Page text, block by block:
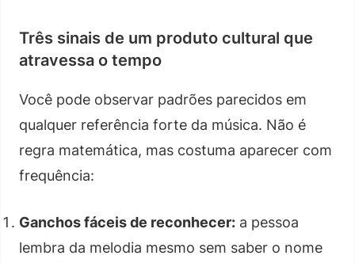
Três sinais de um produto cultural que
atravessa o tempo
Você pode observar padrões parecidos em
qualquer referência forte da música. Não é
regra matemática, mas costuma aparecer com
frequência:
Ganchos fáceis de reconhecer: a pessoa
lembra da melodia mesmo sem saber o nome